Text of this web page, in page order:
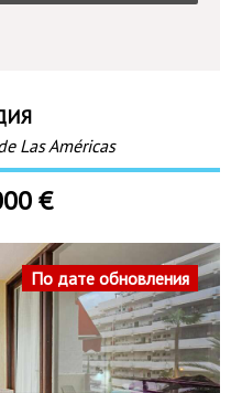
Las Américas
€
По дате обновления